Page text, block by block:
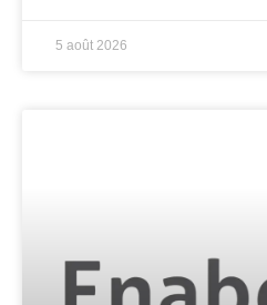
5 août 2026